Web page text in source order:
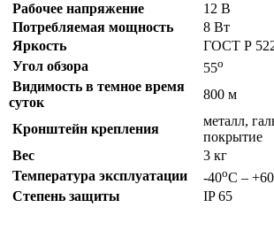
Рабочее напряжение
12 В
Потребляемая мощность
8 Вт
Яркость
ГОСТ Р
Угол обзора
55о
Видимость в темное время
суток
800 м
Кронштейн крепления
металл,
покрытие
Вес
3 кг
Температура эксплуатации
-40оС – +60
Степень защиты
IP 65